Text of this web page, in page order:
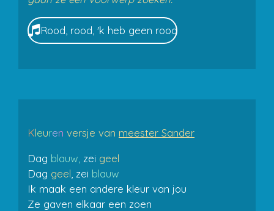
Rood, rood, 'k heb geen rood
Kleuren versje van meester Sander
Dag blauw, zei geel
Dag geel , zei blauw
Ik maak een andere kleur van jou
Ze gaven elkaar een zoen